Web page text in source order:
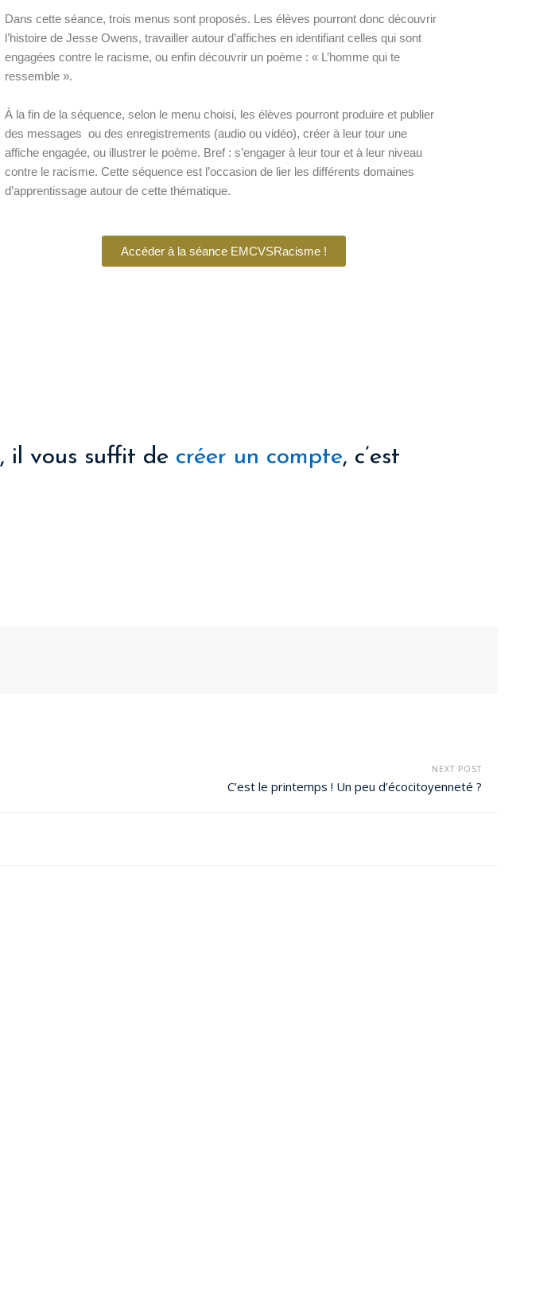
Dans cette séance, trois menus sont proposés. Les élèves pourront donc découvrir
l’histoire de Jesse Owens, travailler autour d’affiches en identifiant celles qui sont
engagées contre le racisme, ou enfin découvrir un poème : « L’homme qui te
ressemble ».
À la fin de la séquence, selon le menu choisi, les élèves pourront produire et publier
des messages ou des enregistrements (audio ou vidéo), créer à leur tour une
affiche engagée, ou illustrer le poème. Bref : s’engager à leur tour et à leur niveau
contre le racisme. Cette séquence est l’occasion de lier les différents domaines
d’apprentissage autour de cette thématique.
Accéder à la séance EMCVSRacisme !
, il vous suffit de créer un compte, c’est
NEXT POST
C’est le printemps ! Un peu d’écocitoyenneté ?